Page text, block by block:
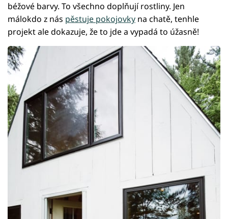
béžové barvy. To všechno doplňují rostliny. Jen
málokdo z nás pěstuje pokojovky na chatě, tenhle
projekt ale dokazuje, že to jde a vypadá to úžasně!